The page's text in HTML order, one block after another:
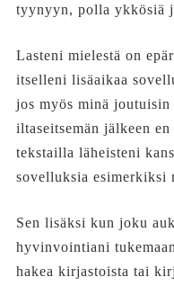
tyynyyn, polla ykkösiä
Lasteni mielestä on
itselleni lisäaikaa
jos myös minä
iltaseitsemän jälkeen
tekstailla läheisteni
sovelluksia esimerkiksi
Sen lisäksi kun joku
hyvinvointiani
hakea kirjastoista tai